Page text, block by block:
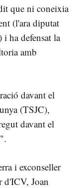
que ni coneixia
(l'ara diputat
ha defensat la
amb
davant el
(TSJC),
davant el
i exconseller
d'ICV, Joan